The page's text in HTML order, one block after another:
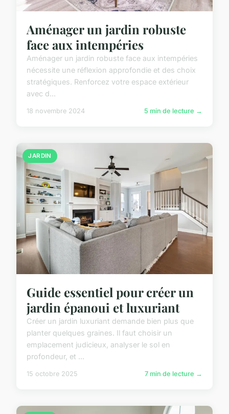
Aménager un jardin robuste
face aux intempéries
Aménager un jardin robuste face aux intempéries
nécessite une réflexion approfondie et des choix
stratégiques. Renforcez votre espace extérieur
avec d...
18 novembre 2024 5 min de lecture →
JARDIN
Guide essentiel pour créer un
jardin épanoui et luxuriant
Créer un jardin luxuriant demande bien plus que
planter quelques graines. Il faut choisir un
emplacement judicieux, analyser le sol en
profondeur, et ...
15 octobre 2025 7 min de lecture →